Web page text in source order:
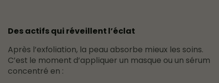
Des actifs qui réveillent l’éclat
Après l’exfoliation, la peau absorbe mieux les soins.
C’est le moment d’appliquer un masque ou un sérum
concentré en :